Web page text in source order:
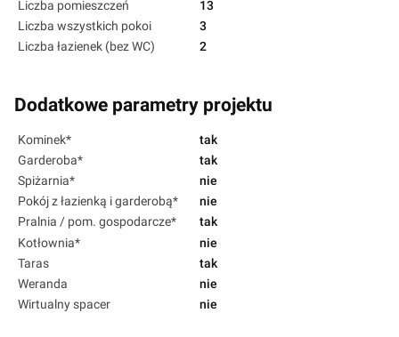
Liczba pomieszczeń
13
Liczba wszystkich pokoi
3
Liczba łazienek (bez WC)
2
Dodatkowe parametry projektu
Kominek*
tak
Garderoba*
tak
Spiżarnia*
nie
Pokój z łazienką i garderobą*
nie
Pralnia / pom. gospodarcze*
tak
Kotłownia*
nie
Taras
tak
Weranda
nie
Wirtualny spacer
nie